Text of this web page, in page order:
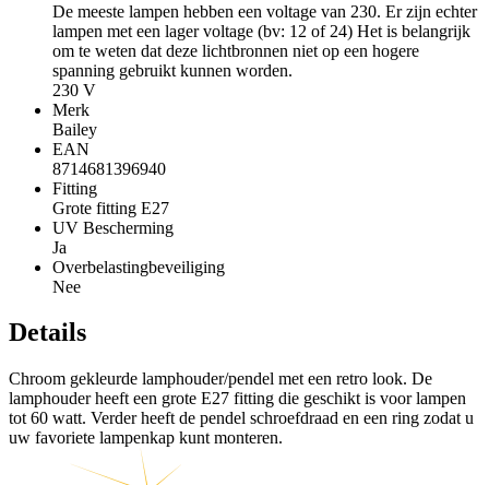
De meeste lampen hebben een voltage van 230. Er zijn echter
lampen met een lager voltage (bv: 12 of 24) Het is belangrijk
om te weten dat deze lichtbronnen niet op een hogere
spanning gebruikt kunnen worden.
230 V
Merk
Bailey
EAN
8714681396940
Fitting
Grote fitting E27
UV Bescherming
Ja
Overbelastingbeveiliging
Nee
Details
Chroom gekleurde lamphouder/pendel met een retro look. De
lamphouder heeft een grote E27 fitting die geschikt is voor lampen
tot 60 watt. Verder heeft de pendel schroefdraad en een ring zodat u
uw favoriete lampenkap kunt monteren.